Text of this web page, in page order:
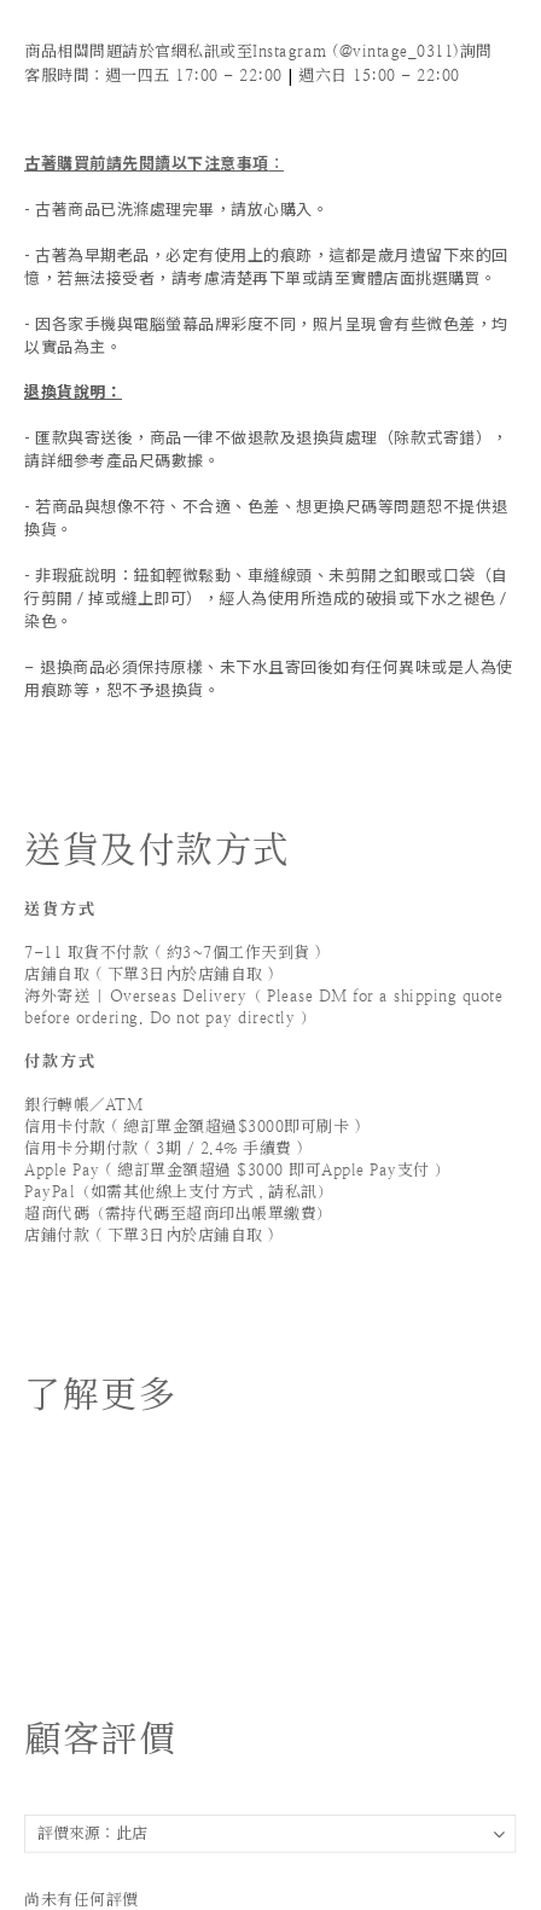
商品相關問題請於官網私訊或至Instagram (@vintage_0311)詢問
客服時間 ：週一四五 17:00 - 22:00 | 週六日 15:00 - 22:00
古著購買前請先閱讀以下注意事項 ：
- 古著商品已洗滌處理完畢，請放心購入。
- 古著為早期老品，必定有使用上的痕跡，這都是歲月遺留下來的回
憶，若無法接受者，請考慮清楚再下單或請至實體店面挑選購買。
- 因各家手機與電腦螢幕品牌彩度不同，照片呈現會有些微色差，均
以實品為主。
退換貨說明：
- 匯款與寄送後，商品一律不做退款及退換貨處理（除款式寄錯），
請詳細參考產品尺碼數據 。
- 若商品與想像不符、不合適、色差、想更換尺碼等問題恕不提供退
換貨。
- 非瑕疵說明：鈕釦輕微鬆動、車縫線頭、未剪開之釦眼或口袋（自
行剪開 / 掉或縫上即可），經人為使用所造成的破損或下水之褪色 /
染色。
- 退換商品必須保持原樣、未下水且寄回後如有任何異味或是人為使
用痕跡等 ， 恕不予退換貨。
送貨及付款方式
送貨方式
7-11 取貨不付款 ( 約3~7個工作天到貨 )
店鋪自取 ( 下單3日內於店鋪自取 )
海外寄送 | Overseas Delivery（ Please DM for a shipping quote
before ordering. Do not pay directly ）
付款方式
銀行轉帳／ATM
信用卡付款 ( 總訂單金額超過$3000即可刷卡 )
信用卡分期付款 ( 3期 / 2.4% 手續費 )
Apple Pay ( 總訂單金額超過 $3000 即可Apple Pay支付 ）
PayPal（如需其他線上支付方式，請私訊）
超商代碼（需持代碼至超商印出帳單繳費）
店鋪付款 ( 下單3日內於店鋪自取 )
了解更多
顧客評價
尚未有任何評價